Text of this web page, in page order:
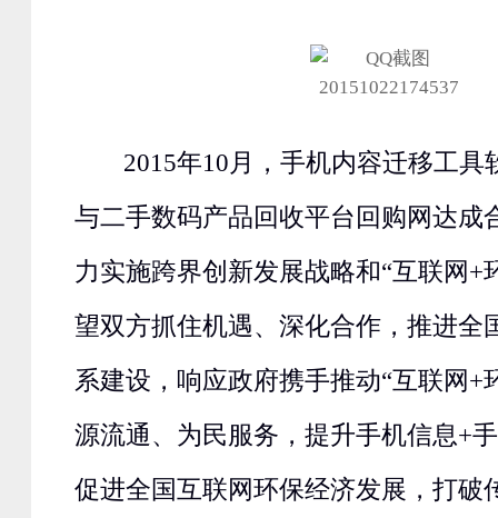
2015年10月，手机内容迁移工具
与二手数码产品回收平台回购网达成
力实施跨界创新发展战略和“互联网+
望双方抓住机遇、深化合作，推进全
系建设，响应政府携手推动“互联网+
源流通、为民服务，提升手机信息+
促进全国互联网环保经济发展，打破